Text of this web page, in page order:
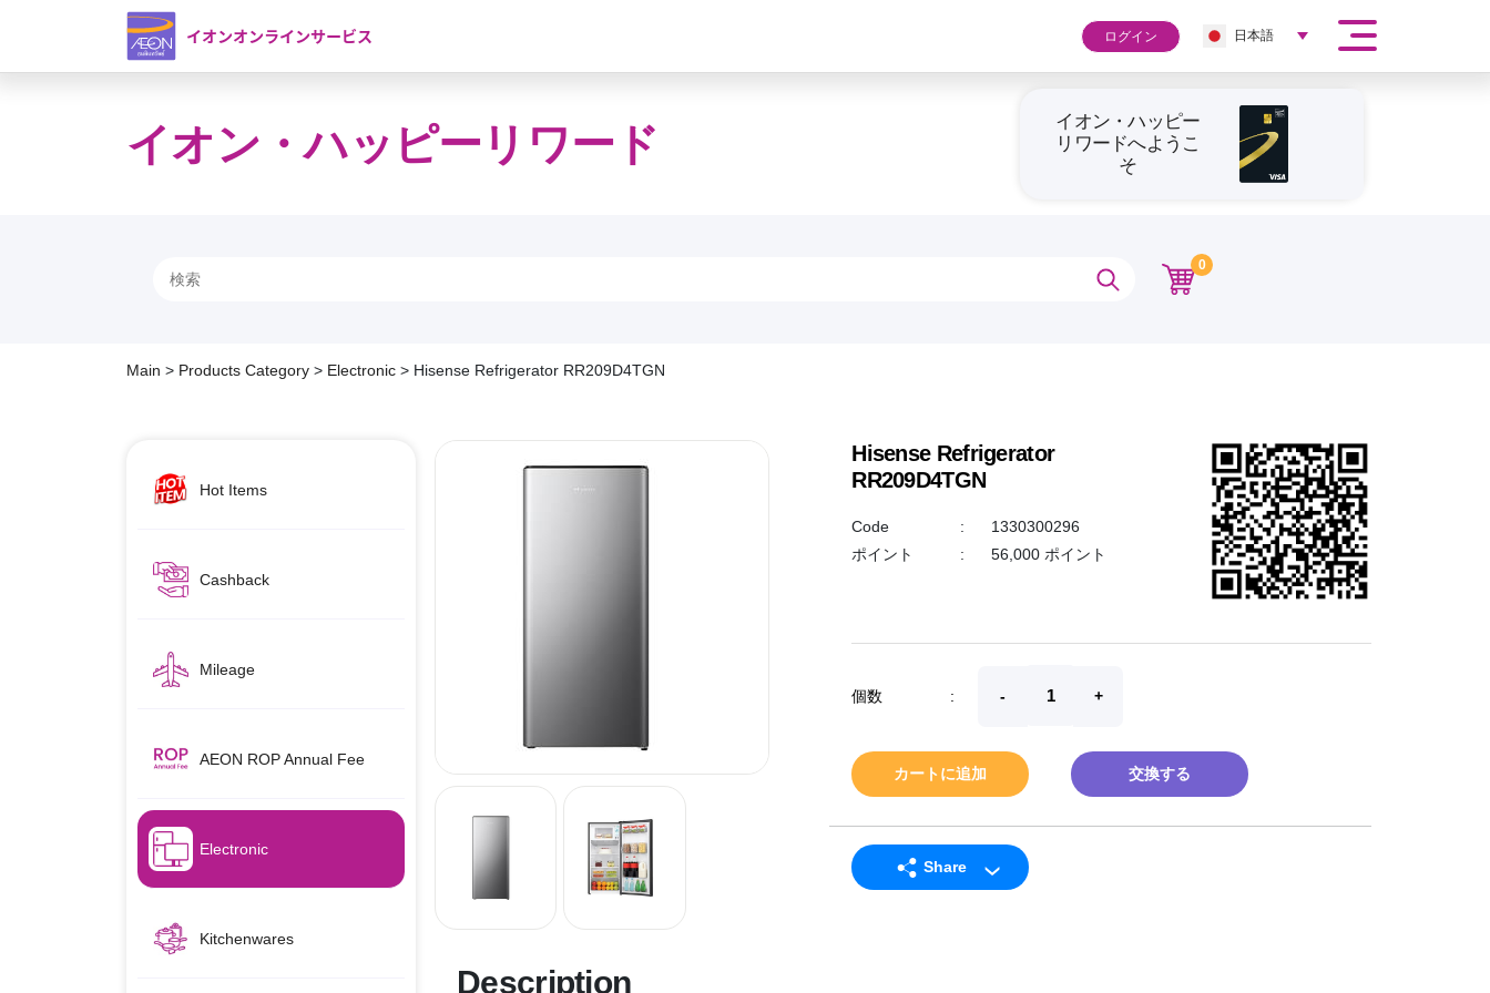
イオンオンラインサービス ログイン 日本語
イオン・ハッピーリワード
イオン・ハッピー
リワードへようこ
そ
0
Main > Products Category > Electronic > Hisense Refrigerator RR209D4TGN
Hot Items
Cashback
Mileage
AEON ROP Annual Fee
Electronic
Kitchenwares
Hisense Refrigerator
RR209D4TGN
Code :
1330300296
ポイント
: 56,000 ポイント
個数 :
カートに追加 交換する
Share
Description